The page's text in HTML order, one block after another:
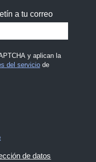
a tu correo
y aplican la
del serviciode
de datos